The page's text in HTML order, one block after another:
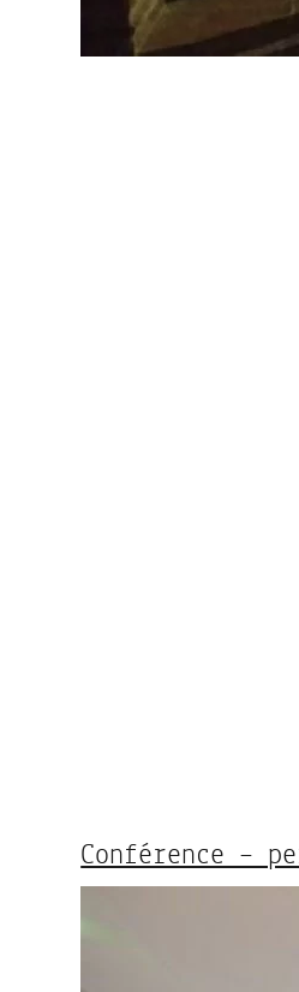
Conférence –